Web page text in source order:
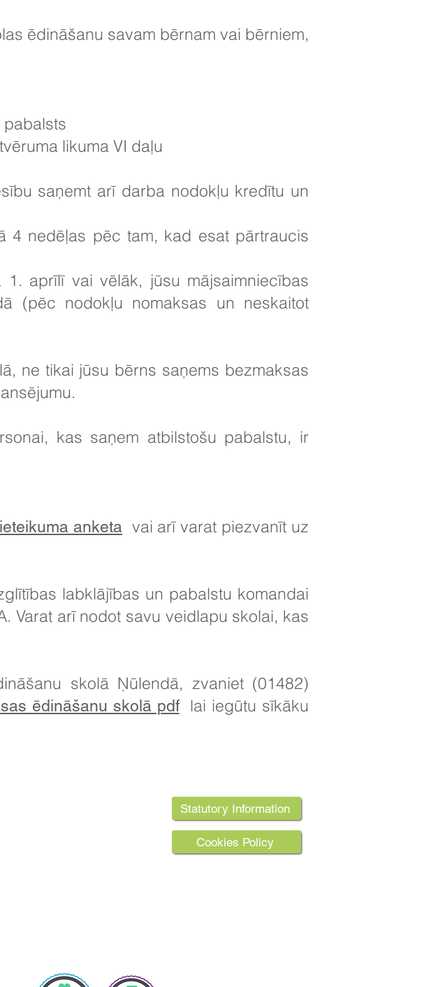
ēdināšanu savam bērnam vai bērniem,
pabalsts
likuma VI daļu
saņemt arī darba nodokļu kredītu un
4 nedēļas pēc tam, kad esat pārtraucis
aprīlī vai vēlāk, jūsu mājsaimniecības
(pēc nodokļu nomaksas un neskaitot
ne tikai jūsu bērns saņems bezmaksas
kas saņem atbilstošu pabalstu, ir
anketavai arī varat piezvanīt uz
labklājības un pabalstu komandai
Varat arī nodot savu veidlapu skolai, kas
skolā Ņūlendā, zvaniet (01482)
ēdināšanu skolā pdflai iegūtu sīkāku
Statutory Information
Cookies Policy